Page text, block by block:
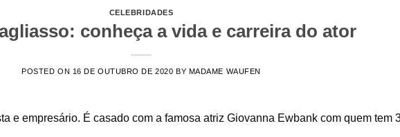
CELEBRIDADES
conheça a vida e carreira do ator
POSTED ON 16 DE OUTUBRO DE 2020 BY MADAME WAUFEN
e empresário. É casado com a famosa atriz Giovanna Ewbank com quem tem